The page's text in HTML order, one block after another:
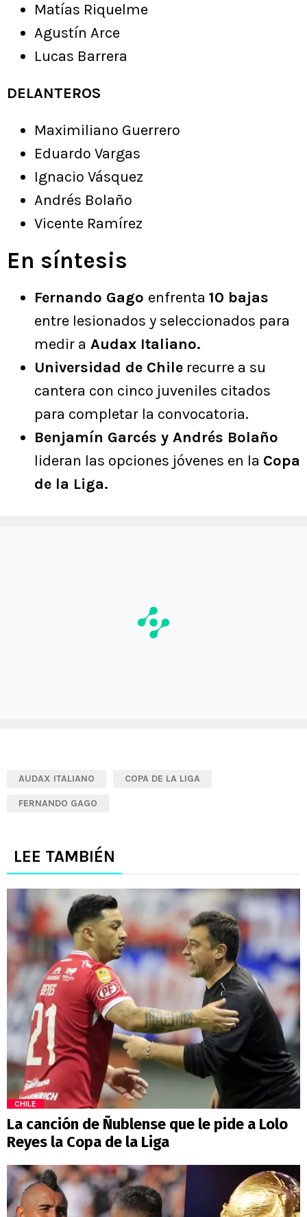
Matías Riquelme
Agustín Arce
Lucas Barrera
DELANTEROS
Maximiliano Guerrero
Eduardo Vargas
Ignacio Vásquez
Andrés Bolaño
Vicente Ramírez
En síntesis
Fernando Gago enfrenta 10 bajas
entre lesionados y seleccionados para
medir a Audax Italiano.
Universidad de Chile recurre a su
cantera con cinco juveniles citados
para completar la convocatoria.
Benjamín Garcés y Andrés Bolaño
lideran las opciones jóvenes en la Copa
de la Liga.
AUDAX ITALIANO COPA DE LA LIGA
FERNANDO GAGO
LEE TAMBIÉN
CHILE
La canción de Ñublense que le pide a Lolo
Reyes la Copa de la Liga